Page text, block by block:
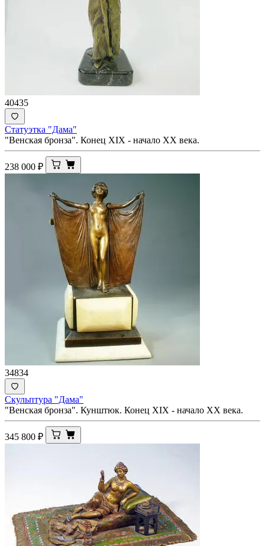
40435
Статуэтка "Дама"
"Венская бронза". Конец XIX - начало ХХ века.
238 000 ₽
34834
Скульптура "Дама"
"Венская бронза". Кунштюк. Конец XIX - начало ХХ века.
345 800 ₽